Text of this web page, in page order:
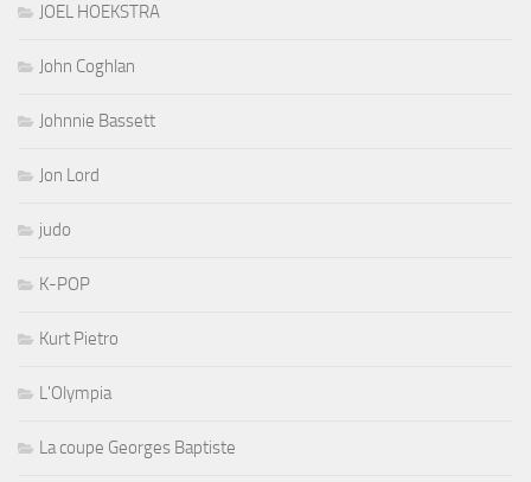
JOEL HOEKSTRA
John Coghlan
Johnnie Bassett
Jon Lord
judo
K-POP
Kurt Pietro
L'Olympia
La coupe Georges Baptiste